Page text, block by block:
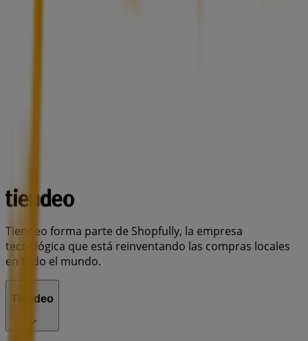
Tiendeo forma parte de Shopfully, la empresa
tecnológica que está reinventando las compras locales
en todo el mundo.
Tiendeo